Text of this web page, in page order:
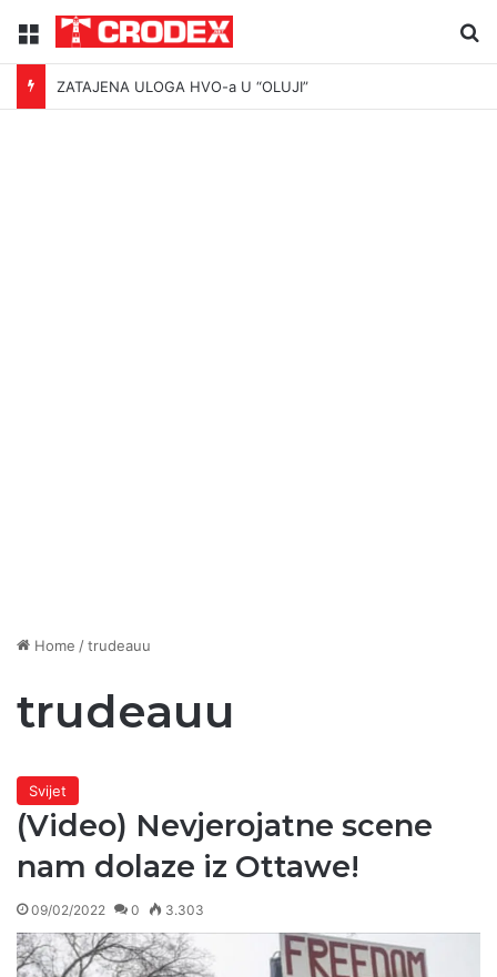
Menu
ZATAJENA ULOGA HVO-a U “OLUJI”
Home /trudeauu
trudeauu
Svijet
(Video) Nevjerojatne scene
nam dolaze iz Ottawe!
09/02/2022 0 3.303